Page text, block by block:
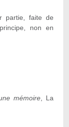
partie, faite de
non en
mémoire , La